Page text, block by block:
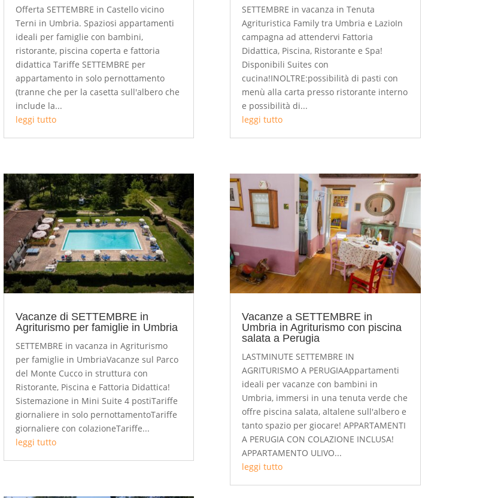
Offerta SETTEMBRE in Castello vicino
Terni in Umbria. Spaziosi appartamenti
ideali per famiglie con bambini,
ristorante, piscina coperta e fattoria
didattica Tariffe SETTEMBRE per
appartamento in solo pernottamento
(tranne che per la casetta sull'albero che
include la...
leggi tutto
Vacanze di SETTEMBRE in
Agriturismo per famiglie in Umbria
SETTEMBRE in vacanza in Agriturismo
per famiglie in UmbriaVacanze sul Parco
del Monte Cucco in struttura con
Ristorante, Piscina e Fattoria Didattica!
Sistemazione in Mini Suite 4 postiTariffe
giornaliere in solo pernottamentoTariffe
giornaliere con colazioneTariffe...
leggi tutto
SETTEMBRE in vacanza in Tenuta
Agrituristica Family tra Umbria e LazioIn
campagna ad attendervi Fattoria
Didattica, Piscina, Ristorante e Spa!
Disponibili Suites con
cucina!INOLTRE:possibilità di pasti con
menù alla carta presso ristorante interno
e possibilità di...
leggi tutto
Vacanze a SETTEMBRE in
Umbria in Agriturismo con piscina
salata a Perugia
LASTMINUTE SETTEMBRE IN
AGRITURISMO A PERUGIAAppartamenti
ideali per vacanze con bambini in
Umbria, immersi in una tenuta verde che
offre piscina salata, altalene sull'albero e
tanto spazio per giocare! APPARTAMENTI
A PERUGIA CON COLAZIONE INCLUSA!
APPARTAMENTO ULIVO...
leggi tutto